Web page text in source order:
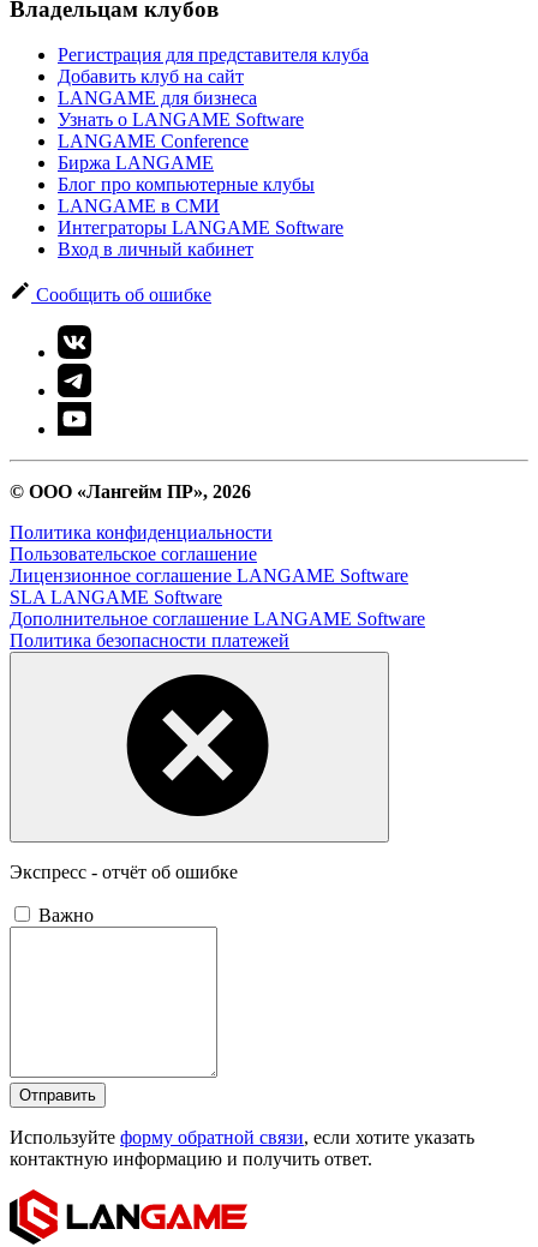
Владельцам клубов
Регистрация для представителя клуба
Добавить клуб на сайт
LANGAME для бизнеса
Узнать о LANGAME Software
LANGAME Conference
Биржа LANGAME
Блог про компьютерные клубы
LANGAME в СМИ
Интеграторы LANGAME Software
Вход в личный кабинет
Сообщить об ошибке
© ООО «Лангейм ПР», 2026
Политика конфиденциальности
Пользовательское соглашение
Лицензионное соглашение LANGAME Software
SLA LANGAME Software
Дополнительное соглашение LANGAME Software
Политика безопасности платежей
Экспресс - отчёт об ошибке
Важно
Отправить
Используйте форму обратной связи, если хотите указать
контактную информацию и получить ответ.